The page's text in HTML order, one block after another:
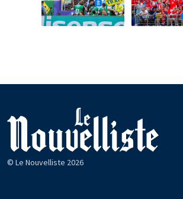
© Le Nouvelliste 2026